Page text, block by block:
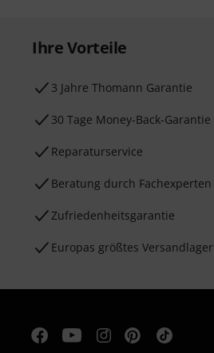
Ihre Vorteile
3 Jahre Thomann Garantie
30 Tage Money-Back-Garantie
Reparaturservice
Beratung durch Fachexperten
Zufriedenheitsgarantie
Europas größtes Versandlager